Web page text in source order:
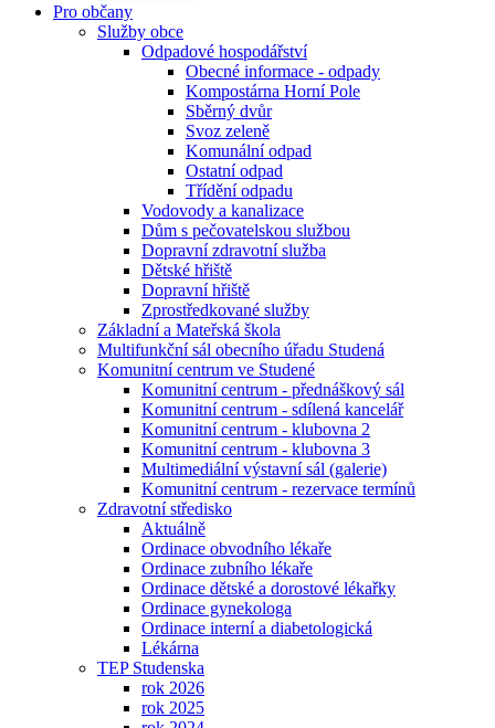
Pro občany
Služby obce
Odpadové hospodářství
Obecné informace - odpady
Kompostárna Horní Pole
Sběrný dvůr
Svoz zeleně
Komunální odpad
Ostatní odpad
Třídění odpadu
Vodovody a kanalizace
Dům s pečovatelskou službou
Dopravní zdravotní služba
Dětské hřiště
Dopravní hřiště
Zprostředkované služby
Základní a Mateřská škola
Multifunkční sál obecního úřadu Studená
Komunitní centrum ve Studené
Komunitní centrum - přednáškový sál
Komunitní centrum - sdílená kancelář
Komunitní centrum - klubovna 2
Komunitní centrum - klubovna 3
Multimediální výstavní sál (galerie)
Komunitní centrum - rezervace termínů
Zdravotní středisko
Aktuálně
Ordinace obvodního lékaře
Ordinace zubního lékaře
Ordinace dětské a dorostové lékařky
Ordinace gynekologa
Ordinace interní a diabetologická
Lékárna
TEP Studenska
rok 2026
rok 2025